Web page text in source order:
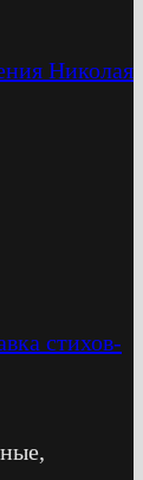
Николая
стихов-